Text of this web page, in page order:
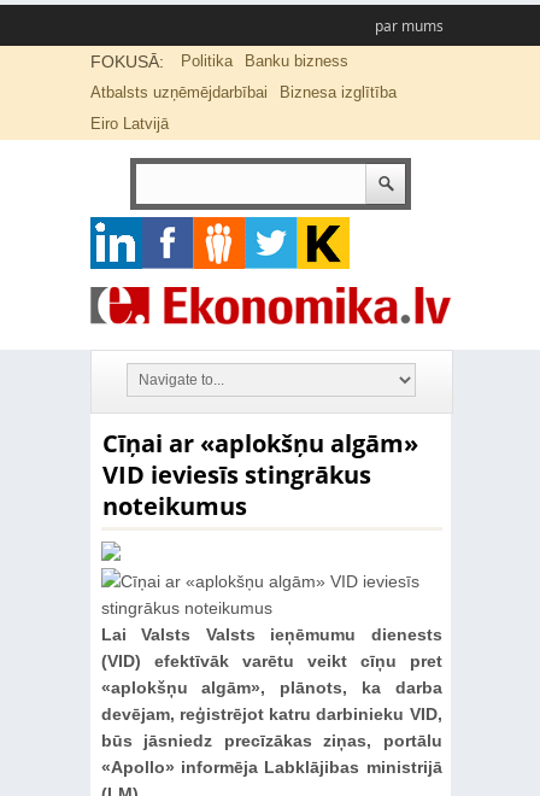
par mums
FOKUSĀ: Politika
Banku bizness
Atbalsts uzņēmējdarbībai
Biznesa izglītība
Eiro Latvijā
Cīņai ar «aplokšņu algām»
VID ieviesīs stingrākus
noteikumus
Lai Valsts Valsts ieņēmumu dienests
(VID) efektīvāk varētu veikt cīņu pret
«aplokšņu algām», plānots, ka darba
devējam, reģistrējot katru darbinieku VID,
būs jāsniedz precīzākas ziņas, portālu
«Apollo» informēja Labklājibas ministrijā